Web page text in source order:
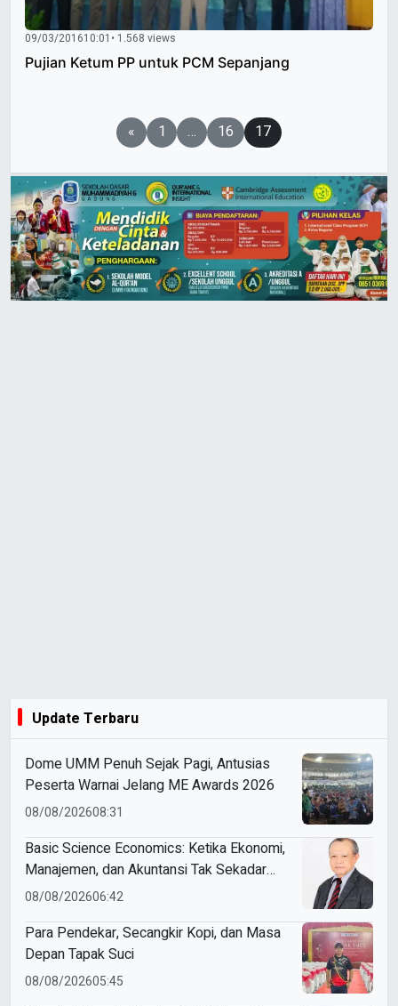
09/03/201610:01 • 1.568 views
Pujian Ketum PP untuk PCM Sepanjang
« 1 … 16 17
Update Terbaru
Dome UMM Penuh Sejak Pagi, Antusias
Peserta Warnai Jelang ME Awards 2026
08/08/202608:31
Basic Science Economics: Ketika Ekonomi,
Manajemen, dan Akuntansi Tak Sekadar
Bicara Angka
08/08/202606:42
Para Pendekar, Secangkir Kopi, dan Masa
Depan Tapak Suci
08/08/202605:45